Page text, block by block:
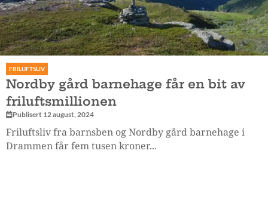
FRILUFTSLIV
Nordby gård barnehage får en bit av
friluftsmillionen
Publisert 12 august, 2024
Friluftsliv fra barnsben og Nordby gård barnehage i
Drammen får fem tusen kroner...